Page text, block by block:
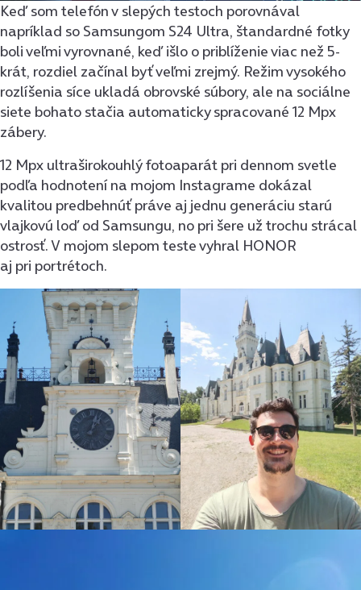
Keď som telefón v slepých testoch porovnával
napríklad so Samsungom S24 Ultra, štandardné fotky
boli veľmi vyrovnané, keď išlo o priblíženie viac než 5-
krát, rozdiel začínal byť veľmi zrejmý. Režim vysokého
rozlíšenia síce ukladá obrovské súbory, ale na sociálne
siete bohato stačia automaticky spracované 12 Mpx
zábery.
12 Mpx ultraširokouhlý fotoaparát pri dennom svetle
podľa hodnotení na mojom Instagrame dokázal
kvalitou predbehnúť práve aj jednu generáciu starú
vlajkovú loď od Samsungu, no pri šere už trochu strácal
ostrosť. V mojom slepom teste vyhral HONOR
aj pri portrétoch.